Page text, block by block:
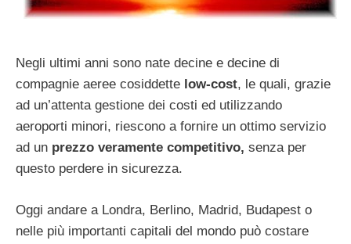
Negli ultimi anni sono nate decine e decine di
compagnie aeree cosiddette low-cost, le quali, grazie
ad un’attenta gestione dei costi ed utilizzando
aeroporti minori, riescono a fornire un ottimo servizio
ad un prezzo veramente competitivo, senza per
questo perdere in sicurezza.
Oggi andare a Londra, Berlino, Madrid, Budapest o
nelle più importanti capitali del mondo può costare